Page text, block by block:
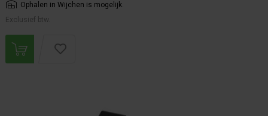
Ophalen in Wijchen is mogelijk.
Exclusief btw.